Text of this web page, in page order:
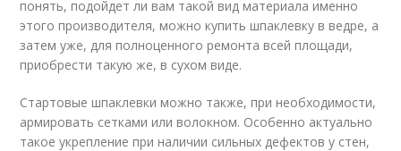
понять, подойдет ли вам такой вид материала именно
этого производителя, можно купить шпаклевку в ведре, а
затем уже, для полноценного ремонта всей площади,
приобрести такую же, в сухом виде.
Стартовые шпаклевки можно также, при необходимости,
армировать сетками или волокном. Особенно актуально
такое укрепление при наличии сильных дефектов у стен,